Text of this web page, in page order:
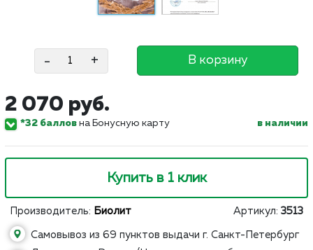
- + В корзину
2 070 руб.
*32 баллов на Бонусную карту в наличии
Купить в 1 клик
Производитель: Биолит Артикул: 3513
Самовывоз из 69 пунктов выдачи г. Санкт-Петербург